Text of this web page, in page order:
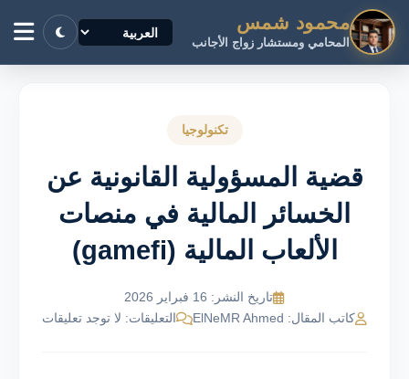
محمود شمس
المحامي ومستشار زواج الأجانب
تكنولوجيا
قضية المسؤولية القانونية عن
الخسائر المالية في منصات
الألعاب المالية (gamefi)
تاريخ النشر: 16 فبراير 2026
كاتب المقال: ElNeMR Ahmed
التعليقات: لا توجد تعليقات